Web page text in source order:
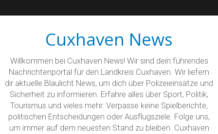
Cuxhaven News
Willkommen bei Cuxhaven News! Wir sind dein führendes
Nachrichtenportal für den Landkreis Cuxhaven. Wir liefern
dir aktuelle Blaulicht News, um dich über Polizeieinsätze und
Sicherheit zu informieren. Erfahre alles über Sport, Politik,
Tourismus und vieles mehr. Verpasse keine Spielberichte,
politischen Entscheidungen oder Ausflugsziele. Folge uns,
um immer auf dem neuesten Stand zu bleiben. Cuxhaven